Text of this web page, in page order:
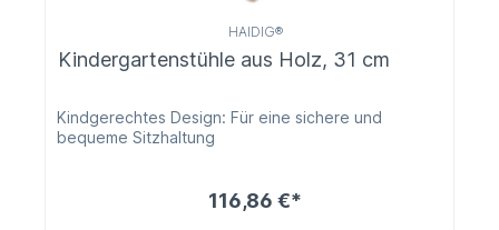
HAIDIG®
Kindergartenstühle aus Holz, 31 cm
Kindgerechtes Design: Für eine sichere und
bequeme Sitzhaltung
116,86 €*